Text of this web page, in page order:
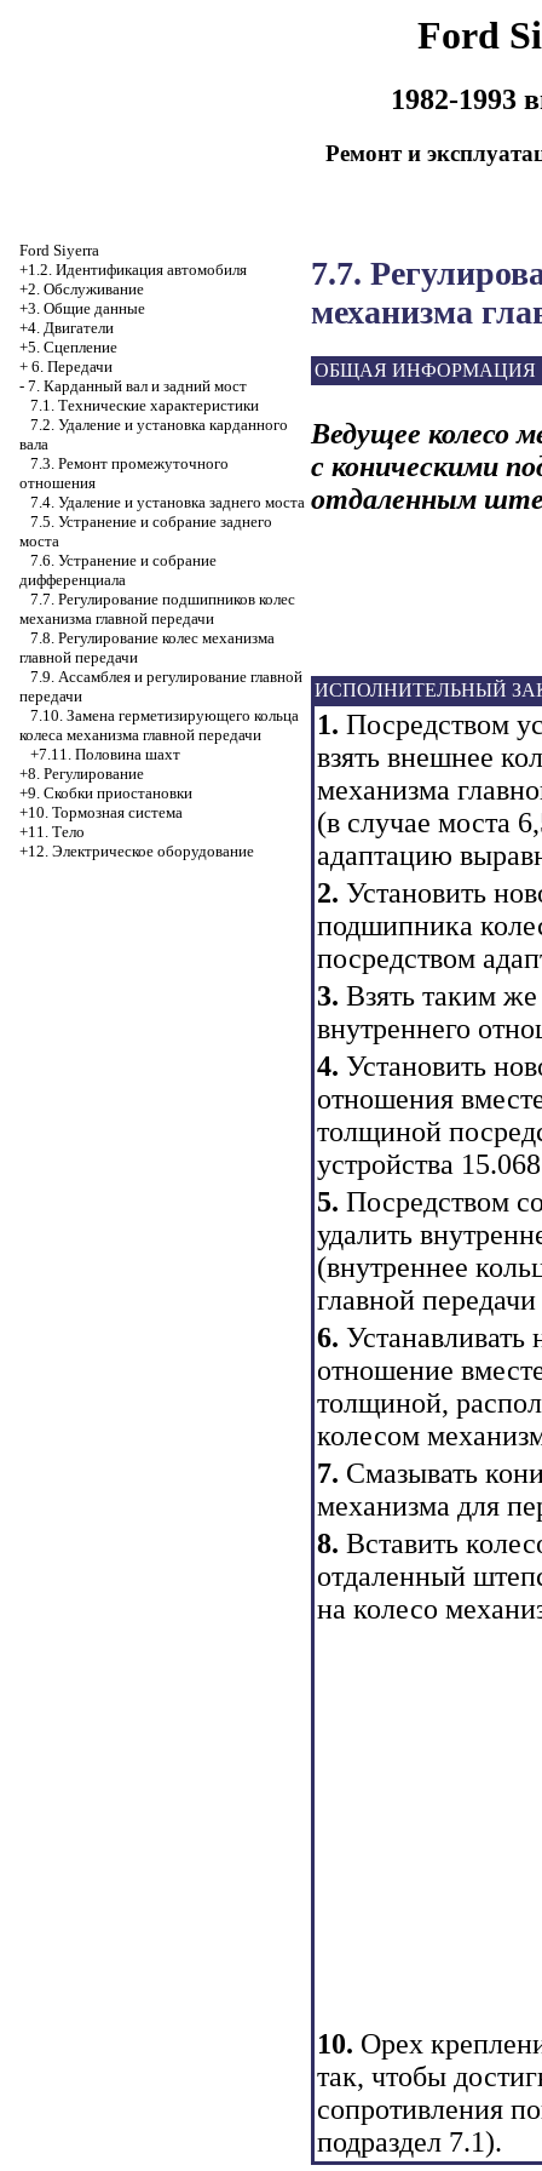
Ford
1982-1993
Ремонт и
Ford Siyerra
+1.2. Идентификация автомобиля
+2. Обслуживание
+3. Общие данные
+4. Двигатели
+5. Сцепление
+ 6. Передачи
- 7. Карданный вал и задний мост
7.1. Технические характеристики
7.2. Удаление и установка карданного
вала
7.3. Ремонт промежуточного
отношения
7.4. Удаление и установка заднего моста
7.5. Устранение и собрание заднего
моста
7.6. Устранение и собрание
дифференциала
7.7. Регулирование подшипников колес
механизма главной передачи
7.8. Регулирование колес механизма
главной передачи
7.9. Ассамблея и регулирование главной
передачи
7.10. Замена герметизирующего кольца
колеса механизма главной передачи
+7.11. Половина шахт
+8. Регулирование
+9. Скобки приостановки
+10. Тормозная система
+11. Тело
+12. Электрическое оборудование
7.7.
механизма
ОБЩАЯ ИНФОРМАЦИЯ
Ведущее колесо
с коническими
отдаленным
ИСПОЛНИТЕЛЬНЫЙ
1. Посредством
взять внешнее
механизма
(в случае моста
адаптацию
2. Установить
подшипника
посредством
3. Взять таким
внутреннего
4. Установить
отношения
толщиной
устройства
5. Посредством
удалить
(внутреннее
главной
6. Устанавливать
отношение
толщиной,
колесом
7. Смазывать
механизма для
8. Вставить
отдаленный
на колесо
10. Орех
так, чтобы
сопротивления
подраздел 7.1).